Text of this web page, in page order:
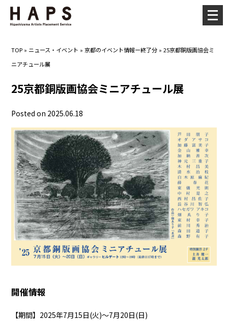
TOP » ニュース・イベント »京都のイベント情報ー終了分 »25京都銅版画協会ミ
ニアチュール展
25京都銅版画協会ミニアチュール展
Posted on 2025.06.18
開催情報
【期間】2025年7月15日(火)～7月20日(日)
メ
ニ
ー